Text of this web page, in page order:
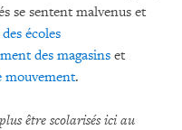
se sentent malvenus et
écoles
des magasins et
mouvement.
être scolarisés ici au